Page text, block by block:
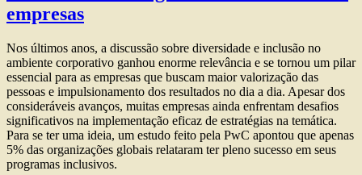
empresas
Nos últimos anos, a discussão sobre diversidade e inclusão no
ambiente corporativo ganhou enorme relevância e se tornou um pilar
essencial para as empresas que buscam maior valorização das
pessoas e impulsionamento dos resultados no dia a dia. Apesar dos
consideráveis avanços, muitas empresas ainda enfrentam desafios
significativos na implementação eficaz de estratégias na temática.
Para se ter uma ideia, um estudo feito pela PwC apontou que apenas
5% das organizações globais relataram ter pleno sucesso em seus
programas inclusivos.